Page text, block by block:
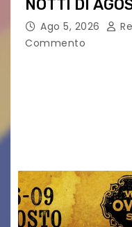
NOTTI DI
PERCORSI,
Ago 5, 2026
Commento